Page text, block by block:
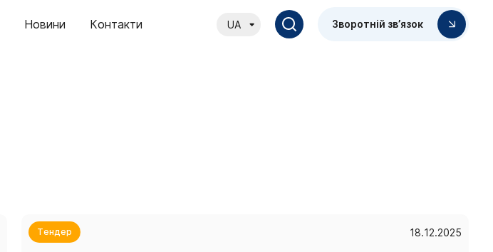
Новини Контакти UA Зворотній зв’язок
Тендер 18.12.2025